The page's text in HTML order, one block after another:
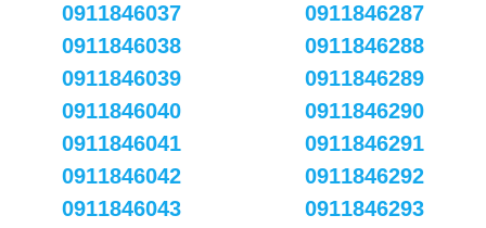
0911846037
0911846038
0911846039
0911846040
0911846041
0911846042
0911846043
0911846287
0911846288
0911846289
0911846290
0911846291
0911846292
0911846293